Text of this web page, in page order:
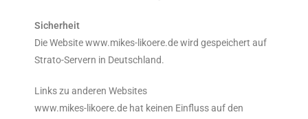
Sicherheit
Die Website www.mikes-likoere.de wird gespeichert auf
Strato-Servern in Deutschland.
Links zu anderen Websites
www.mikes-likoere.de hat keinen Einfluss auf den